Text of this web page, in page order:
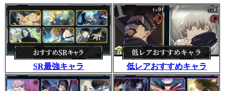
SR最強キャラ 低レアおすすめキャラ